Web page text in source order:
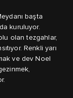
başta
kuruluyor.
olan tezgahlar,
Renkli yarı
ve dev Noel